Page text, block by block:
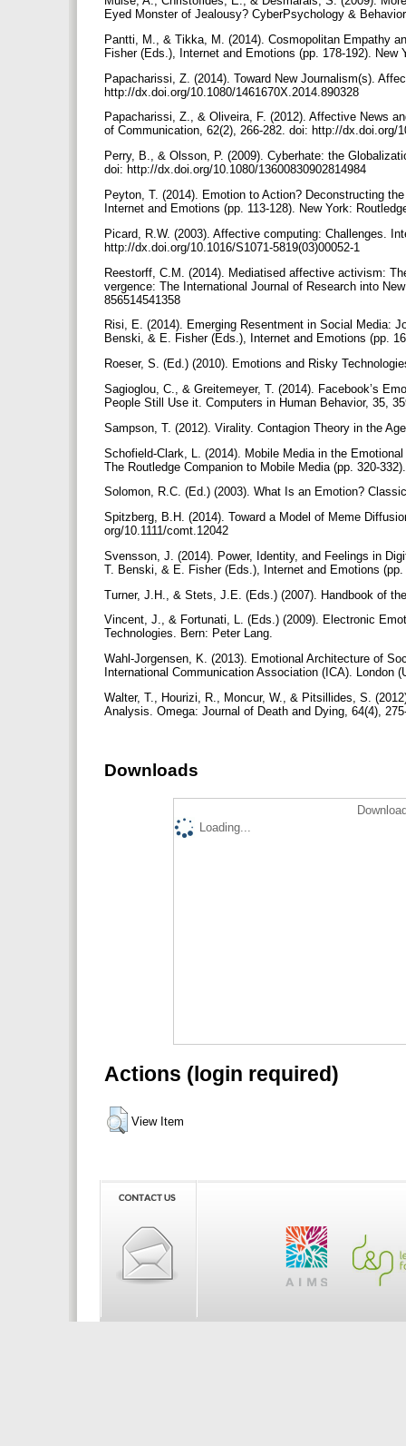
Eyed Monster of Jealousy? CyberPsychology &
Pantti, M., & Tikka, M. (2014). Cosmopolitan Empathy
Fisher (Eds.), Internet and Emotions (pp. 178-192). New
Papacharissi, Z. (2014). Toward New Journalism(s).
http://dx.doi.org/10.1080/1461670X.2014.890328
Papacharissi, Z., & Oliveira, F. (2012). Affective News
of Communication, 62(2), 266-282. doi: http://dx.doi.­org/
Perry, B., & Olsson, P. (2009). Cyberhate: the
doi: http://dx.doi.org/10.1080/13600830902814984
Peyton, T. (2014). Emotion to Action? Deconstructing
Internet and Emotions (pp. 113-128). New York:
Picard, R.W. (2003). Affective computing: Challenges.
http://dx.doi.org/10.1016/S1071-5819(03)00052-1
Reestorff, C.M. (2014). Mediatised affective activism:
vergence: The International Journal of Research into
856514541358
Risi, E. (2014). Emerging Resentment in Social Media:
Benski, & E. Fisher (Eds.), Internet and Emotions (pp.
Roeser, S. (Ed.) (2010). Emotions and Risky
Sagioglou, C., & Greitemeyer, T. (2014). Facebook’s
People Still Use it. Computers in Human Behavior, 35,
Sampson, T. (2012). Virality. Contagion Theory in the
Schofield-Clark, L. (2014). Mobile Media in the
The Routledge Companion to Mobile Media (pp. 320-
Solomon, R.C. (Ed.) (2003). What Is an Emotion?
Spitzberg, B.H. (2014). Toward a Model of Meme
org/10.1111/comt.12042
Svensson, J. (2014). Power, Identity, and Feelings in
T. Benski, & E. Fisher (Eds.), Internet and Emotions
Turner, J.H., & Stets, J.E. (Eds.) (2007). Handbook of
Vincent, J., & Fortunati, L. (Eds.) (2009). Electronic
Technologies. Bern: Peter Lang.
Wahl-Jorgensen, K. (2013). Emotional Architecture of
International Communication Association (ICA). London
Walter, T., Hourizi, R., Moncur, W., & Pitsillides, S.
Analysis. Omega: Journal of Death and Dying, 64(4),
Downloads
Loading...
Actions (login required)
View Item